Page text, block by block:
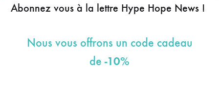
Abonnez vous à la lettre Hype Hope News !
Nous vous offrons un code cadeau
de -10%